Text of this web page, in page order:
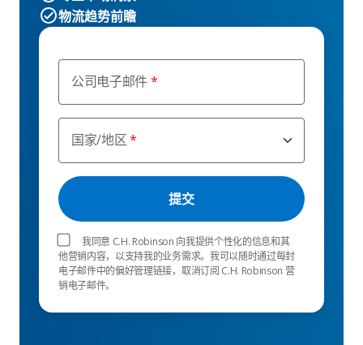
公司电子邮件
国家/地区
我同意 C.H. Robinson 向我提供个性化的信息和其
他营销内容，以支持我的业务需求。我可以随时通过每封
电子邮件中的偏好管理链接，取消订阅 C.H. Robinson 营
销电子邮件。
物流趋势前瞻